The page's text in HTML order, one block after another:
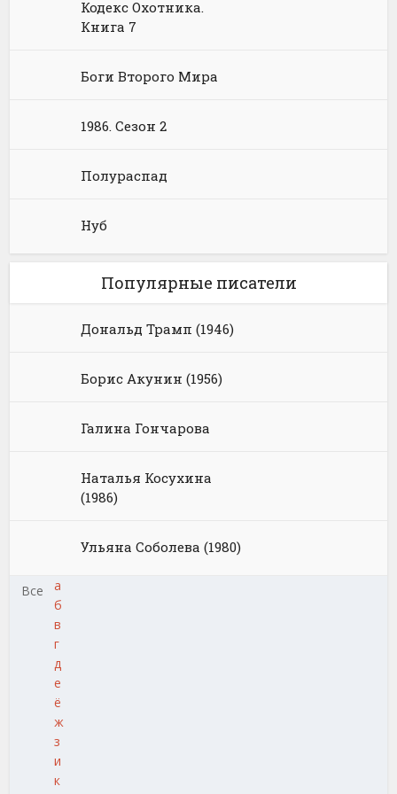
Юмористическое фэнтези
Кодекс Охотника.
Книга 7
Боги Второго Мира
1986. Сезон 2
Полураспад
Нуб
Популярные писатели
Дональд Трамп (1946)
Борис Акунин (1956)
Галина Гончарова
Наталья Косухина
(1986)
Ульяна Соболева (1980)
Все
а
б
в
г
д
е
ё
ж
з
и
к